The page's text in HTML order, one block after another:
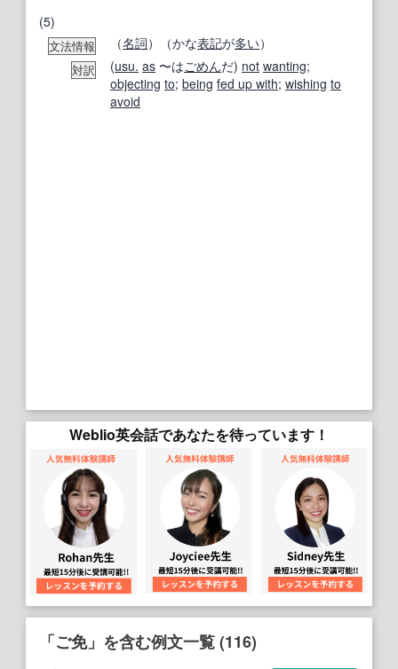
(5)
文法情報 （名詞）（かな表記が多い）
対訳 (usu. as 〜はごめんだ) not wanting;
objecting to; being fed up with; wishing to
avoid
Weblio英会話であなたを待っています！
「ご免」を含む例文一覧 (116)